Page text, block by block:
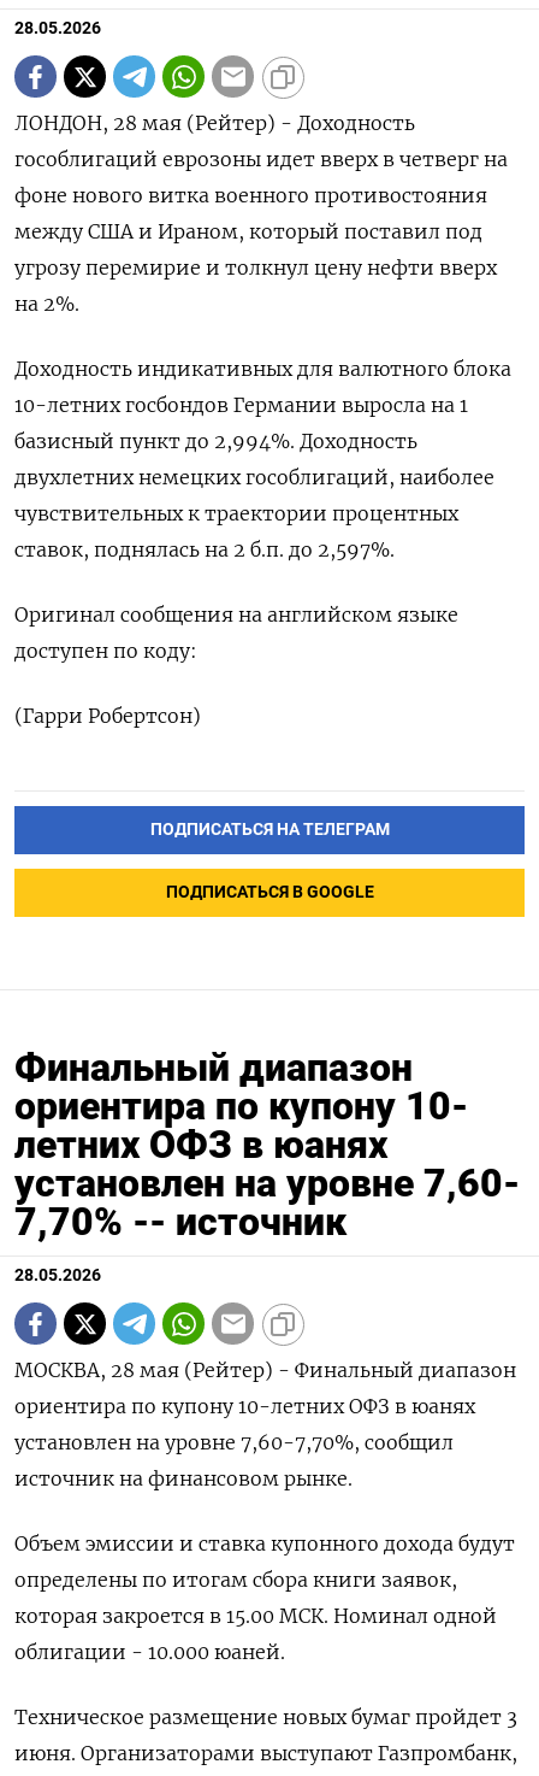
28.05.2026
ЛОНДОН, 28 мая (Рейтер) - Доходность
гособлигаций еврозоны идет ‌вверх в четверг на
фоне ​нового витка ​военного противостояния
между ​США ⁠и ‌Ираном, который ‌поставил под
угрозу перемирие и ​толкнул ‌цену нефти ​вверх
на 2%.
Доходность ‌индикативных для валютного блока
10-летних госбондов ​Германии ​выросла ‌на 1
базисный ​пункт до 2,994%. Доходность
двухлетних немецких гособлигаций, наиболее
чувствительных к траектории процентных
ставок, ​поднялась ⁠на 2 б.п. до ‌2,597%.
Оригинал сообщения ‌на английском языке ​
доступен по ‌коду:
(Гарри Робертсон)
ПОДПИСАТЬСЯ НА ТЕЛЕГРАМ
ПОДПИСАТЬСЯ В GOOGLE
Финальный диапазон
ориентира по купону 10-
летних ОФЗ в юанях
установлен на уровне 7,60-
7,70% -- источник
28.05.2026
МОСКВА, 28 мая (Рейтер) - Финальный диапазон
‌ориентира по купону 10-летних ОФЗ ​в ​юанях ​
установлен ⁠на ‌уровне 7,60-7,70%, сообщил
‌источник на финансовом рынке.
Объем ​эмиссии ‌и ставка ​купонного дохода ‌будут
определены по итогам сбора ​книги ​заявок,
‌которая закроется ​в 15.00 МСК. Номинал одной
облигации - 10.000 юаней.
Техническое размещение новых ​бумаг ⁠пройдет 3
июня. Организаторами ‌выступают ‌Газпромбанк,